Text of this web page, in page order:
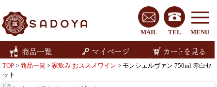
MENU
TEL
MAIL
TOP > 商品一覧 > 家飲み おススメワイン > モンシェルヴァン 750ml 赤白セ
ット